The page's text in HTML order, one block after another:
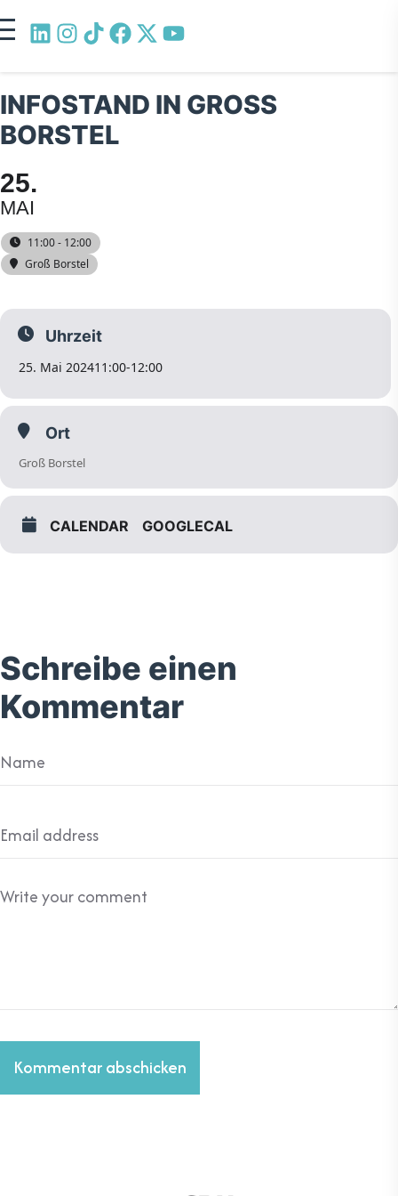
INFOSTAND IN GROSS B
ORSTEL
25
MAI
11:00 - 12:00
Groß Borstel
Uhrzeit
25. Mai 202411:00-12:00
Ort
Groß Borstel
CALENDAR GOOGLECAL
Schreibe einen
Kommentar